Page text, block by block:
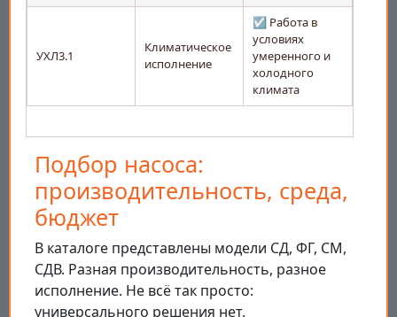
УХЛ3.1
Климатическое
исполнение
☑️ Работа в
условиях
умеренного и
холодного
климата
Подбор насоса:
производительность, среда,
бюджет
В каталоге представлены модели СД, ФГ, СМ,
СДВ. Разная производительность, разное
исполнение. Не всё так просто:
универсального решения нет.